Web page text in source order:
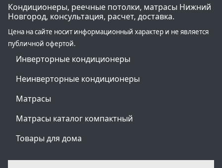
Кондиционеры, реечные потолки, матрасы Нижний
Новгород, консультация, расчет, доставка.
Цена на сайте носит информационный характер и не является
публичной офертой.
Инверторные кондиционеры
Неинверторные кондиционеры
Матрасы
Матрасы каталог компактный
Товары для дома